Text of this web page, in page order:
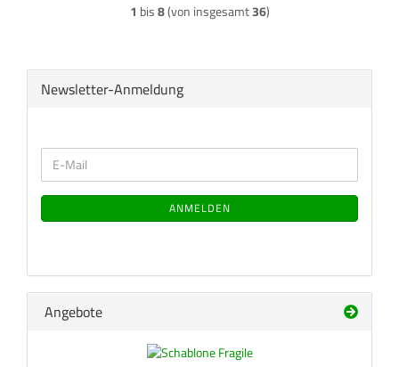
1 bis8(von insgesamt36)
Newsletter-Anmeldung
WEITER
ZUR
NEWSLETTER-
E-
Mail
ANMELDEN
Angebote